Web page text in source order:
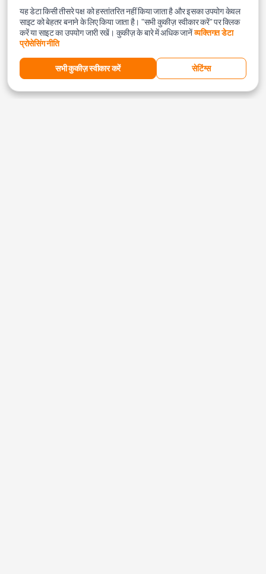
यह डेटा किसी तीसरे पक्ष को हस्तांतरित नहीं किया जाता है और इसका उपयोग केवल
साइट को बेहतर बनाने के लिए किया जाता है। "सभी कुकीज़ स्वीकार करें" पर क्लिक
करें या साइट का उपयोग जारी रखें। कुकीज़ के बारे में अधिक जानेंव्यक्तिगत डेटा
प्रोसेसिंग नीति
सभी कुकीज़ स्वीकार करें सेटिंग्स